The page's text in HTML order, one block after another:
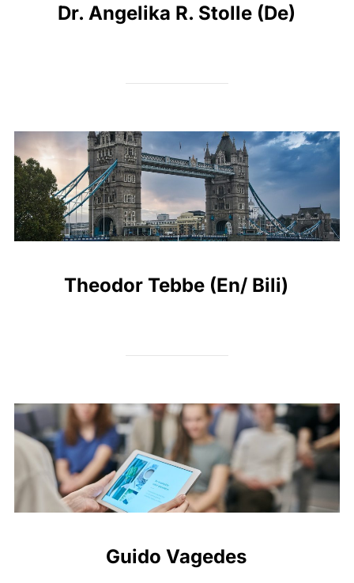
Dr. Angelika R. Stolle (De)
Theodor Tebbe (En/ Bili)
Guido Vagedes